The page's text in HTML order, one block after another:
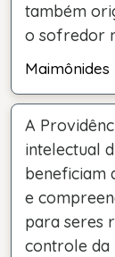
também
o sofredor
Maimônides
A
intelectual
beneficiam
e
para seres
controle da